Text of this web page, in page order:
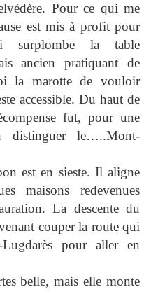
Pour ce qui me
est mis à profit pour
surplombe la table
ancien pratiquant de
la marotte de vouloir
accessible. Du haut de
fut, pour une
le…..Mont-
est en sieste. Il aligne
maisons redevenues
La descente du
couper la route qui
Lugdarès pour aller en
belle, mais elle monte